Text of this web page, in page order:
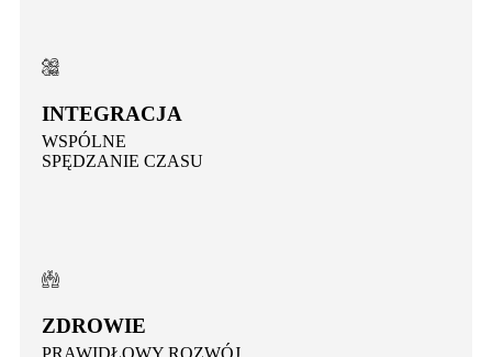
INTEGRACJA
WSPÓLNE
SPĘDZANIE CZASU
ZDROWIE
PRAWIDŁOWY ROZWÓJ